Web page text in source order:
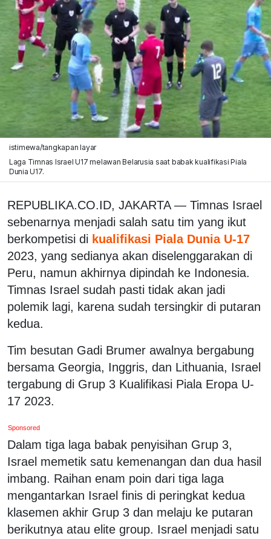
istimewa/tangkapan layar
Laga Timnas Israel U17 melawan Belarusia saat babak kualifikasi Piala
Dunia U17.
REPUBLIKA.CO.ID, JAKARTA — Timnas Israel
sebenarnya menjadi salah satu tim yang ikut
berkompetisi di kualifikasi Piala Dunia U-17
2023, yang sedianya akan diselenggarakan di
Peru, namun akhirnya dipindah ke Indonesia.
Timnas Israel sudah pasti tidak akan jadi
polemik lagi, karena sudah tersingkir di putaran
kedua.
Tim besutan Gadi Brumer awalnya bergabung
bersama Georgia, Inggris, dan Lithuania, Israel
tergabung di Grup 3 Kualifikasi Piala Eropa U-
17 2023.
Sponsored
Dalam tiga laga babak penyisihan Grup 3,
Israel memetik satu kemenangan dan dua hasil
imbang. Raihan enam poin dari tiga laga
mengantarkan Israel finis di peringkat kedua
klasemen akhir Grup 3 dan melaju ke putaran
berikutnya atau elite group. Israel menjadi satu